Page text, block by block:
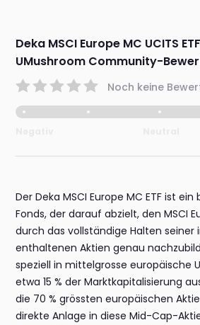
Deka MSCI Europe MC UCITS ETF
UMushroom Community-
Noch keine
Der Deka MSCI Europe MC ETF ist
Fonds, der darauf abzielt, den MSCI
durch das vollständige Halten seiner
enthaltenen Aktien genau
speziell in mittelgrosse europäische
etwa 15 % der Marktkapitalisierung
die 70 % grössten europäischen
direkte Anlage in diese Mid-Cap-